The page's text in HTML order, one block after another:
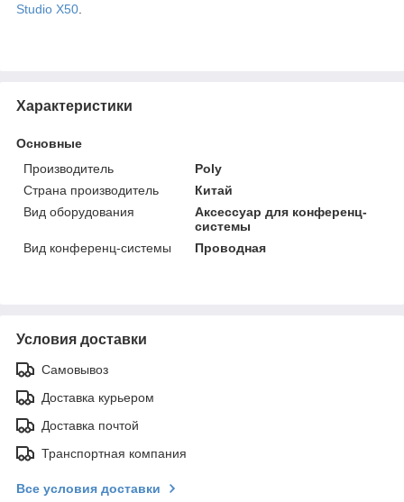
Studio X50
Характеристики
Основные
Производитель
Poly
Страна производитель
Китай
Вид оборудования
Аксессуар для конференц-
системы
Вид конференц-системы
Проводная
Условия доставки
Самовывоз
Доставка курьером
Доставка почтой
Транспортная компания
Все условия доставки